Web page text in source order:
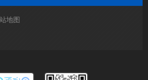
地图